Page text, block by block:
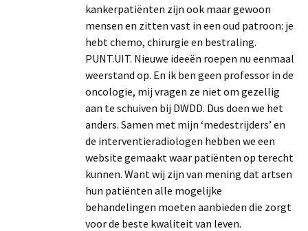
kankerpatiënten zijn ook maar gewoon
mensen en zitten vast in een oud patroon: je
hebt chemo, chirurgie en bestraling.
PUNT.UIT. Nieuwe ideeën roepen nu eenmaal
weerstand op. En ik ben geen professor in de
oncologie, mij vragen ze niet om gezellig
aan te schuiven bij DWDD. Dus doen we het
anders. Samen met mijn ‘medestrijders’ en
de interventieradiologen hebben we een
website gemaakt waar patiënten op terecht
kunnen. Want wij zijn van mening dat artsen
hun patiënten alle mogelijke
behandelingen moeten aanbieden die zorgt
voor de beste kwaliteit van leven.